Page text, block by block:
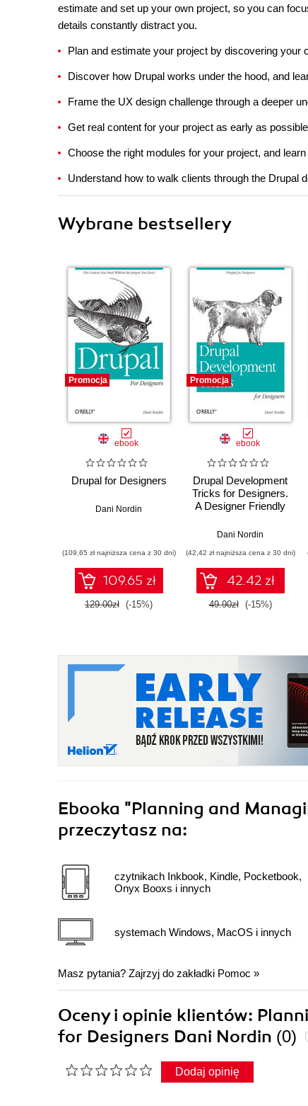
estimate and set up your own project, so you can
details constantly distract you.
Plan and estimate your project by discovering your
Discover how Drupal works under the hood, and
Frame the UX design challenge through a deeper
Get real content for your project as early as
Choose the right modules for your project, and
Understand how to walk clients through the Drupal
Wybrane bestsellery
Promocja
ebook
Drupal for Designers
Dani Nordin
(109,65 zł najniższa cena z 30 dni)
109.65 zł
129.00zł (-15%)
Promocja
ebook
Drupal Development
Tricks for Designers.
A Designer Friendly
and Other Tools
Dani Nordin
(42,42 zł najniższa cena z 30 dni)
42.42 zł
49.90zł (-15%)
Ebooka "Planning and
przeczytasz na:
czytnikach Inkbook, Kindle, Pocketbook,
Onyx Booxs i innych
systemach Windows, MacOS i innych
Masz pytania? Zajrzyj do zakładki Pomoc »
Oceny i opinie klientów:
for Designers Dani Nordin (0)
Dodaj opinię